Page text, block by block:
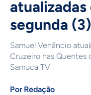
segunda (3)
Samuel Venâncio
Cruzeiro nas Quentes
Samuca TV
Por Redação